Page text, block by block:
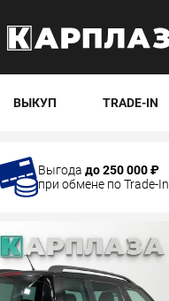
ВЫКУП TRADE-IN
Выгода до 250 000 ₽
при обмене по Trade-In